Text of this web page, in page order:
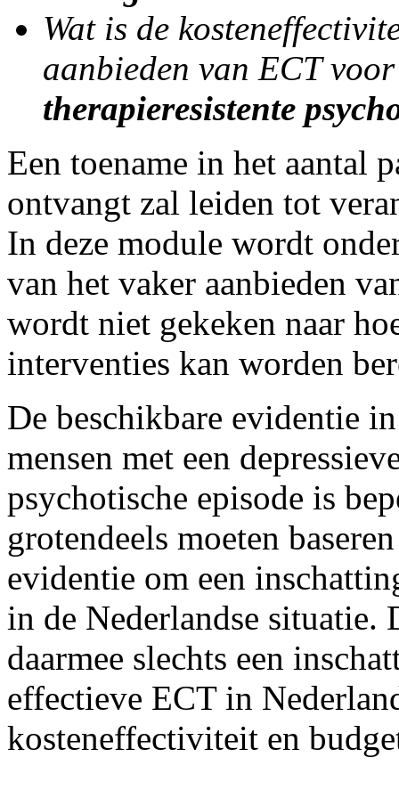
Wat is de
aanbieden van ECT
therapieresistente
Een toename in het aantal
ontvangt zal leiden tot
In deze module wordt
van het vaker aanbieden
wordt niet gekeken naar
interventies kan worden
De beschikbare evidentie
mensen met een
psychotische episode is
grotendeels moeten
evidentie om een
in de Nederlandse situatie.
daarmee slechts een
effectieve ECT in
kosteneffectiviteit en